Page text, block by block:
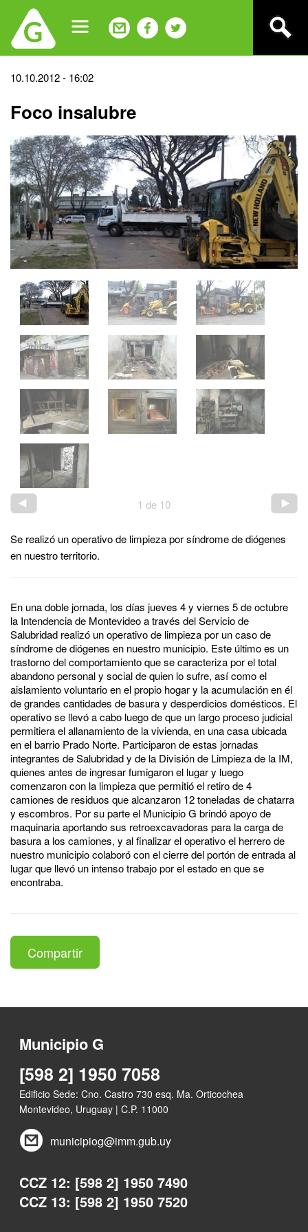
navigation
Back
top
10.10.2012 - 16:02
Foco insalubre
1 de 10
Se realizó un operativo de limpieza por síndrome de diógenes
en nuestro territorio.
En una doble jornada, los días jueves 4 y viernes 5 de octubre
la Intendencia de Montevideo a través del Servicio de
Salubridad realizó un operativo de limpieza por un caso de
síndrome de diógenes en nuestro municipio. Este último es un
trastorno del comportamiento que se caracteriza por el total
abandono personal y social de quien lo sufre, así como el
aislamiento voluntario en el propio hogar y la acumulación en él
de grandes cantidades de basura y desperdicios domésticos. El
operativo se llevó a cabo luego de que un largo proceso judicial
permitiera el allanamiento de la vivienda, en una casa ubicada
en el barrio Prado Norte. Participaron de estas jornadas
integrantes de Salubridad y de la División de Limpieza de la IM,
quienes antes de ingresar fumigaron el lugar y luego
comenzaron con la limpieza que permitió el retiro de 4
camiones de residuos que alcanzaron 12 toneladas de chatarra
y escombros. Por su parte el Municipio G brindó apoyo de
maquinaria aportando sus retroexcavadoras para la carga de
basura a los camiones, y al finalizar el operativo el herrero de
nuestro municipio colaboró con el cierre del portón de entrada al
lugar que llevó un intenso trabajo por el estado en que se
encontraba.
Compartir
Municipio G
[598 2] 1950 7058
Edificio Sede: Cno. Castro 730 esq. Ma. Orticochea
Montevideo, Uruguay | C.P. 11000
municipiog@imm.gub.uy
CCZ 12: [598 2] 1950 7490
CCZ 13: [598 2] 1950 7520